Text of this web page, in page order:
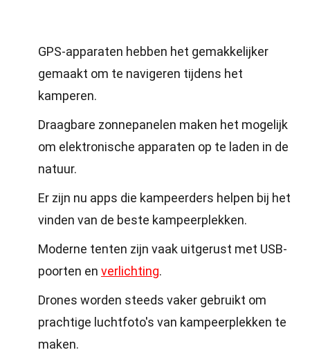
GPS-apparaten hebben het gemakkelijker
gemaakt om te navigeren tijdens het
kamperen.
Draagbare zonnepanelen maken het mogelijk
om elektronische apparaten op te laden in de
natuur.
Er zijn nu apps die kampeerders helpen bij het
vinden van de beste kampeerplekken.
Moderne tenten zijn vaak uitgerust met USB-
poorten en verlichting.
Drones worden steeds vaker gebruikt om
prachtige luchtfoto's van kampeerplekken te
maken.